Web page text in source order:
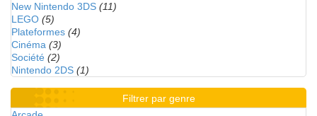
New Nintendo 3DS (11)
LEGO (5)
Plateformes (4)
Cinéma (3)
Société (2)
Nintendo 2DS (1)
Filtrer par genre